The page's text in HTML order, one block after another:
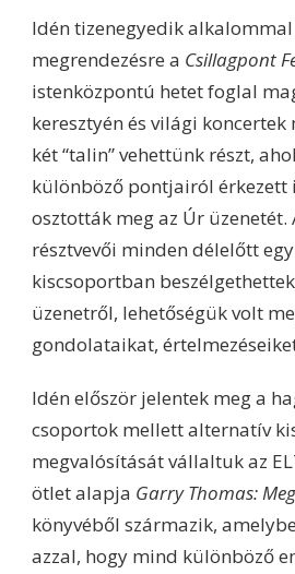
Idén tizenegyedik
megrendezésre a Csillagpont
istenközpontú hetet foglal
keresztyén és világi
két “talin” vehettünk részt,
különböző pontjairól érkezett
osztották meg az Úr üzenetét.
résztvevői minden délelőtt
kiscsoportban
üzenetről, lehetőségük volt
gondolataikat,
Idén először jelentek meg a
csoportok mellett alternatív
megvalósítását vállaltuk az
ötlet alapja Garry Thomas:
könyvéből származik,
azzal, hogy mind különböző